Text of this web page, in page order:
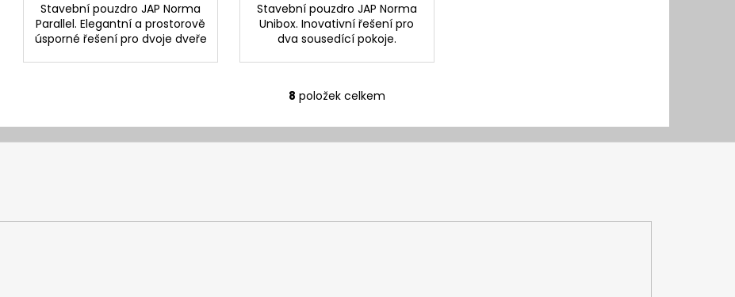
Stavební pouzdro JAP Norma
Parallel. Elegantní a prostorově
úsporné řešení pro dvoje dveře
Stavební pouzdro JAP Norma
Unibox. Inovativní řešení pro
dva sousedící pokoje.
O
l
í
8 položek celkem